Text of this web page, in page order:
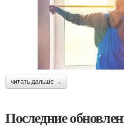
читать дальше →
Последние